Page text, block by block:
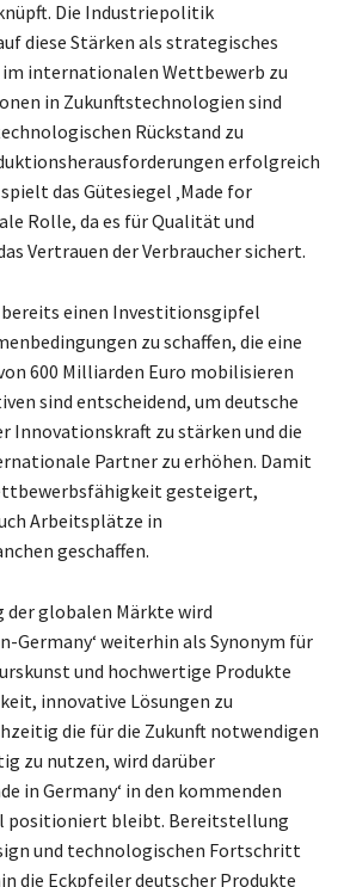
Die Industriepolitik
diese Stärken als strategisches
internationalen Wettbewerb zu
in Zukunftstechnologien sind
Rückstand zu
erfolgreich
das Gütesiegel ‚Made for
Rolle, da es für Qualität und
Vertrauen der Verbraucher sichert.
einen Investitionsgipfel
zu schaffen, die eine
600 Milliarden Euro mobilisieren
sind entscheidend, um deutsche
Innovationskraft zu stärken und die
Partner zu erhöhen. Damit
gesteigert,
Arbeitsplätze in
geschaffen.
der globalen Märkte wird
Germany‘ weiterhin als Synonym für
und hochwertige Produkte
innovative Lösungen zu
die für die Zukunft notwendigen
zu nutzen, wird darüber
in Germany‘ in den kommenden
positioniert bleibt. Bereitstellung
und technologischen Fortschritt
die Eckpfeiler deutscher Produkte